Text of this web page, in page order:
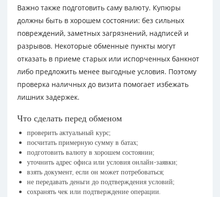
Важно также подготовить саму валюту. Купюры
должны быть в хорошем состоянии: без сильных
повреждений, заметных загрязнений, надписей и
разрывов. Некоторые обменные пункты могут
отказать в приеме старых или испорченных банкнот
либо предложить менее выгодные условия. Поэтому
проверка наличных до визита помогает избежать
лишних задержек.
Что сделать перед обменом
проверить актуальный курс;
посчитать примерную сумму в батах;
подготовить валюту в хорошем состоянии;
уточнить адрес офиса или условия онлайн-заявки;
взять документ, если он может потребоваться;
не передавать деньги до подтверждения условий;
сохранять чек или подтверждение операции.